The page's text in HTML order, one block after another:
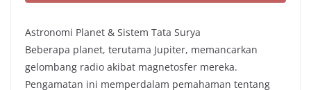
Astronomi Planet & Sistem Tata Surya
Beberapa planet, terutama Jupiter, memancarkan
gelombang radio akibat magnetosfer mereka.
Pengamatan ini memperdalam pemahaman tentang